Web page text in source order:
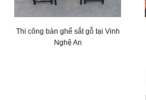
Thi công bàn ghế sắt gỗ tại Vinh
Nghệ An